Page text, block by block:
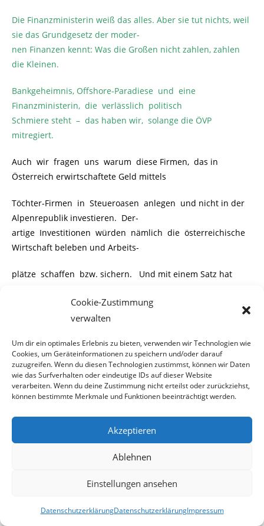
Cookie-Zustimmung
verwalten
Um dir ein optimales Erlebnis zu bieten, verwenden wir Technologien wie
Cookies, um Geräteinformationen zu speichern und/oder darauf
zuzugreifen. Wenn du diesen Technologien zustimmst, können wir Daten
wie das Surfverhalten oder eindeutige IDs auf dieser Website
verarbeiten. Wenn du deine Zustimmung nicht erteilst oder zurückziehst,
können bestimmte Merkmale und Funktionen beeinträchtigt werden.
Akzeptieren
Ablehnen
Einstellungen ansehen
DatenschutzerklärungDatenschutzerklärungImpressum
Die Finanzministerin weiß das alles. Aber sie tut nichts, weil
sie das Grundgesetz der moder-
nen Finanzen kennt: Was die Großen nicht zahlen, zahlen
die Kleinen.
Bankgeheimnis, Offshore-Paradiese und eine
Finanzministerin, die verlässlich politisch
Schmiere steht – das haben wir, solange die ÖVP
mitregiert.
Auch wir fragen uns warum diese Firmen, das in
Österreich erwirtschaftete Geld mittels
Töchter-Firmen in Steueroasen anlegen und nicht in der
Alpenrepublik investieren. Der-
artige Investitionen würden nämlich die österreichische
Wirtschaft beleben und Arbeits-
plätze schaffen bzw. sichern. Und mit einem Satz hat
Großen nicht zahlen, zahlen die Kleinen.“ Die Klein- und
Mittelbetriebe bekommen dies
*****
2013-04-16
veröffentlicht:
Körberlgeld für die Bank